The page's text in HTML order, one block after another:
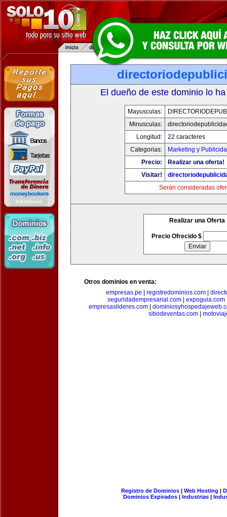
El dueño de este dominio lo
Mayusculas:
Minusculas:
Longitud:
22 caracteres
Categorias:
Marketing y
Precio:
Realizar una oferta!
Visitar!
Serán consideradas
Realizar una Oferta
Precio Ofrecido $
Otros dominios en venta:
empresas.pe
registredominios.com
seguridadempresarial.com
expoguia.com
empresaslideres.com|
sitiodeventas.com
Registro de Dominios| Web Hosting |
Dominios Expirados | Industrias |